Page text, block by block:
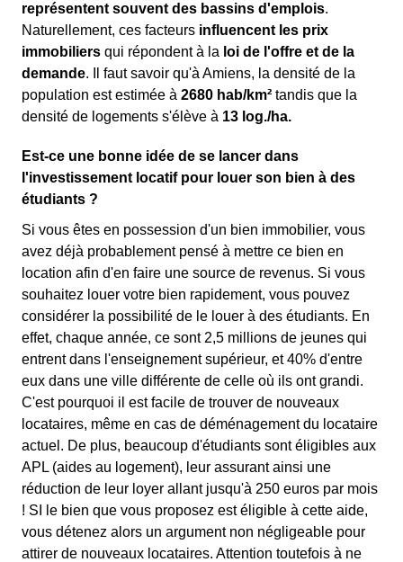
représentent souvent des bassins d'emplois.
Naturellement, ces facteurs influencent les prix
immobiliers qui répondent à la loi de l'offre et de la
demande. Il faut savoir qu'à Amiens, la densité de la
population est estimée à 2680 hab/km² tandis que la
densité de logements s'élève à 13 log./ha.
Est-ce une bonne idée de se lancer dans
l'investissement locatif pour louer son bien à des
étudiants ?
Si vous êtes en possession d'un bien immobilier, vous
avez déjà probablement pensé à mettre ce bien en
location afin d'en faire une source de revenus. Si vous
souhaitez louer votre bien rapidement, vous pouvez
considérer la possibilité de le louer à des étudiants. En
effet, chaque année, ce sont 2,5 millions de jeunes qui
entrent dans l'enseignement supérieur, et 40% d'entre
eux dans une ville différente de celle où ils ont grandi.
C'est pourquoi il est facile de trouver de nouveaux
locataires, même en cas de déménagement du locataire
actuel. De plus, beaucoup d'étudiants sont éligibles aux
APL (aides au logement), leur assurant ainsi une
réduction de leur loyer allant jusqu'à 250 euros par mois
! SI le bien que vous proposez est éligible à cette aide,
vous détenez alors un argument non négligeable pour
attirer de nouveaux locataires. Attention toutefois à ne